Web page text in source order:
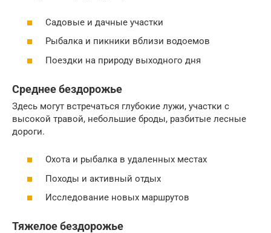
Садовые и дачные участки
Рыбалка и пикники вблизи водоемов
Поездки на природу выходного дня
Среднее бездорожье
Здесь могут встречаться глубокие лужи, участки с
высокой травой, небольшие броды, разбитые лесные
дороги.
Охота и рыбалка в удаленных местах
Походы и активный отдых
Исследование новых маршрутов
Тяжелое бездорожье